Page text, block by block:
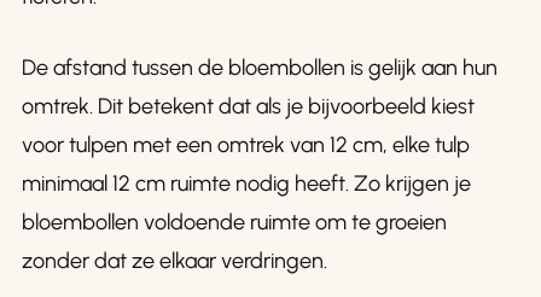
De afstand tussen de bloembollen is gelijk aan hun
omtrek. Dit betekent dat als je bijvoorbeeld kiest
voor tulpen met een omtrek van 12 cm, elke tulp
minimaal 12 cm ruimte nodig heeft. Zo krijgen je
bloembollen voldoende ruimte om te groeien
zonder dat ze elkaar verdringen.